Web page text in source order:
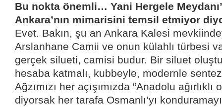
Bu nokta önemli… Yani Hergele
Ankara’nın mimarisini temsil etmiyor
Evet. Bakın, şu an Ankara Kalesi
Arslanhane Camii ve onun külahlı türbesi
gerçek silueti, camisi budur. Bir siluet
hesaba katmalı, kubbeyle, modernle sentez
Ağzımızı her açışımızda “Anadolu
diyorsak her tarafa Osmanlı’yı